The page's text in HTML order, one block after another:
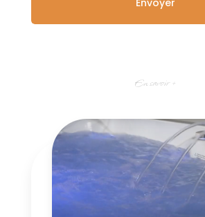
En savoir +